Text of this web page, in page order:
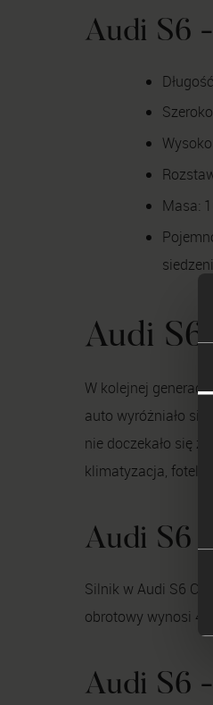
Audi S6
Masa:
Audi
W kolejnej
auto wyróżniało
nie doczekało się
klimatyzacja, fotele
Audi S6
Silnik w Audi S6 C5
obrotowy wynosi
Audi S6